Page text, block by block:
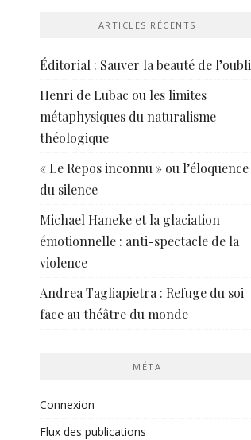
ARTICLES RÉCENTS
Éditorial : Sauver la beauté de l’oubli
Henri de Lubac ou les limites
métaphysiques du naturalisme
théologique
« Le Repos inconnu » ou l’éloquence
du silence
Michael Haneke et la glaciation
émotionnelle : anti-spectacle de la
violence
Andrea Tagliapietra : Refuge du soi
face au théâtre du monde
MÉTA
Connexion
Flux des publications